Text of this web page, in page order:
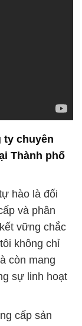
ty chuyên
Thành phố
hào là đối
và phân
vững chắc
không chỉ
còn mang
sự linh hoạt
cấp sản